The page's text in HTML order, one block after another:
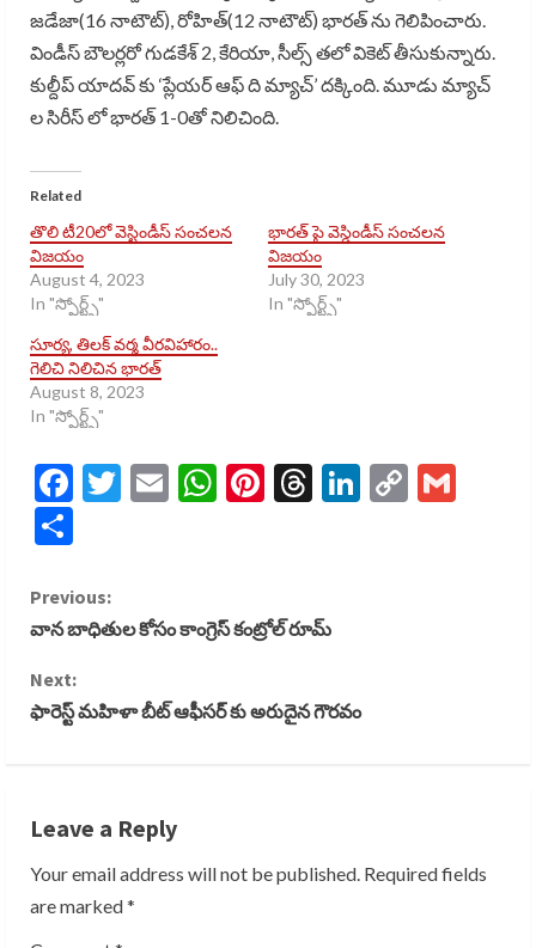
జడేజా(16 నాటౌట్), రోహిత్(12 నాటౌట్) భారత్ ను గెలిపించారు.
విండీస్ బౌలర్లరో గుడకేశ్ 2, కేరియా, సీల్స్ తలో వికెట్ తీసుకున్నారు.
కుల్దీప్ యాదవ్ కు ‘ప్లేయర్ ఆఫ్ ది మ్యాచ్’ దక్కింది. మూడు మ్యాచ్
ల సిరీస్ లో భారత్ 1-0తో నిలిచింది.
Related
తొలి టీ20లో వెస్టిండీస్ సంచలన
విజయం
August 4, 2023
In "స్పోర్ట్స్​"
భారత్ పై వెస్డిండీస్ సంచలన
విజయం
July 30, 2023
In "స్పోర్ట్స్​"
సూర్య, తిలక్ వర్మ వీరవిహారం..
గెలిచి నిలిచిన భారత్
August 8, 2023
In "స్పోర్ట్స్​"
Facebook
Twitter
EmailWhatsApp
Pinterest
Threads
LinkedIn
Copy
C
n
n
u
Previous:
వాన బాధితుల కోసం కాంగ్రెస్ కంట్రోల్ రూమ్
Next:
ఫారెస్ట్ మహిళా బీట్ ఆఫీసర్ కు అరుదైన గౌరవం
Leave a Reply
Your email address will not be published. Required fields
are marked*